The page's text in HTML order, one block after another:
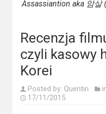
Komedie
Korea
Południowa
Filmy
Assassiantion aka 암살
Recenzja
czyli kasowy
Korei
Posted by: Quentin
17/11/2015